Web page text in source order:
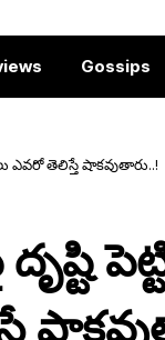
Gossips
ఎవ‌రో తెలిస్తే షాక‌వుతారు..!